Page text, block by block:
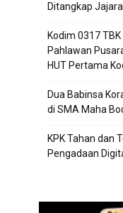
Ditangkap
Kodim 0317
Pahlawan
HUT Pertama
Dua Babinsa
di SMA Maha
KPK Tahan dan
Pengadaan